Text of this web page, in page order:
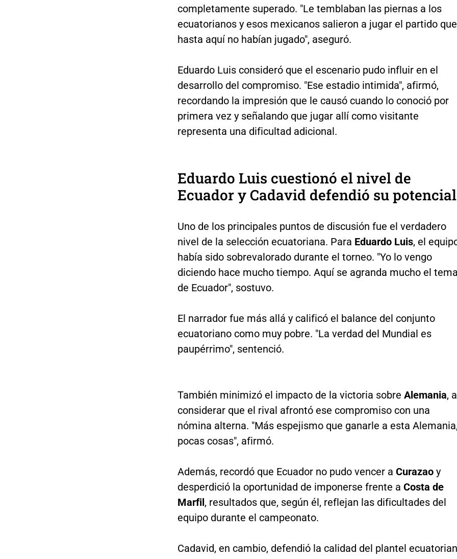
completamente superado. "Le temblaban las piernas a los
ecuatorianos y esos mexicanos salieron a jugar el partido que
hasta aquí no habían jugado", aseguró.
Eduardo Luis consideró que el escenario pudo influir en el
desarrollo del compromiso. "Ese estadio intimida", afirmó,
recordando la impresión que le causó cuando lo conoció por
primera vez y señalando que jugar allí como visitante
representa una dificultad adicional.
Eduardo Luis cuestionó el nivel de
Ecuador y Cadavid defendió su potencial
Uno de los principales puntos de discusión fue el verdadero
nivel de la selección ecuatoriana. Para Eduardo Luis, el
había sido sobrevalorado durante el torneo. "Yo lo vengo
diciendo hace mucho tiempo. Aquí se agranda mucho el
de Ecuador", sostuvo.
El narrador fue más allá y calificó el balance del conjunto
ecuatoriano como muy pobre. "La verdad del Mundial es
paupérrimo", sentenció.
También minimizó el impacto de la victoria sobre Alemania,
considerar que el rival afrontó ese compromiso con una
nómina alterna. "Más espejismo que ganarle a esta
pocas cosas", afirmó.
Además, recordó que Ecuador no pudo vencer a Curazaoy
desperdició la oportunidad de imponerse frente a Costa de
Marfil, resultados que, según él, reflejan las dificultades del
equipo durante el campeonato.
Cadavid, en cambio, defendió la calidad del plantel